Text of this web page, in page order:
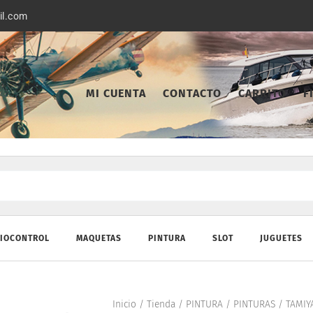
MI CUENTA CONTACTO CARRITO
MAQUETAS PINTURA SLOT JUGUETES
Inicio / Tienda/ PINTURA/ PINTURAS/